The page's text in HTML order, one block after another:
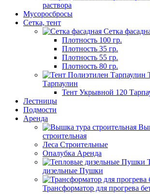
раствора
Мусороcбросы
Сетка, тент
Сетка
Плотность 100 гр.
Плотность 35 гр.
Плотность 55 гр.
Плотность 80 гр.
Тарпаулин
Тент Укрывной 120
Лестницы
Подмости
Аренда
строительная
Леса Строительные
Опалубка Аренда
дизельные Пушки
Трансформатор для прогрева